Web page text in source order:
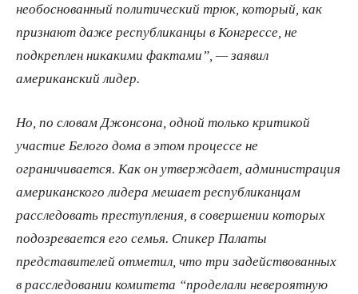
необоснованный политический трюк, который, как
признают даже республиканцы в Конгрессе, не
подкреплен никакими фактами”, — заявил
американский лидер.
Но, по словам Джонсона, одной только критикой
участие Белого дома в этом процессе не
ограничивается. Как он утверждает, администрация
американского лидера мешает республиканцам
расследовать преступления, в совершении которых
подозревается его семья. Спикер Палаты
представителей отметил, что три задействованных
в расследовании комитета “проделали невероятную